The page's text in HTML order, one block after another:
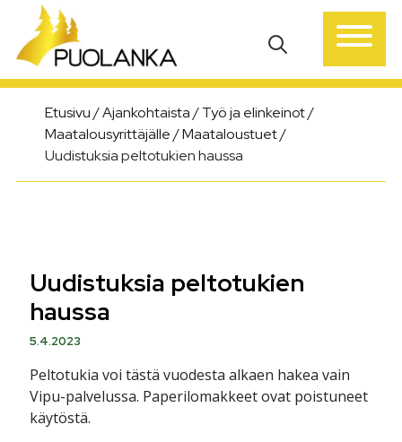
Päävalikko
Etusivu/Ajankohtaista/Työ ja elinkeinot/
Maatalousyrittäjälle/Maataloustuet/
Uudistuksia peltotukien haussa
Uudistuksia peltotukien
haussa
5.4.2023
Peltotukia voi tästä vuodesta alkaen hakea vain
Vipu-palvelussa. Paperilomakkeet ovat poistuneet
käytöstä.